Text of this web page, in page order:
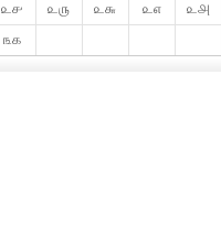
௨௪ ௨௫ ௨௬ ௨௭ ௨௮
௩௧